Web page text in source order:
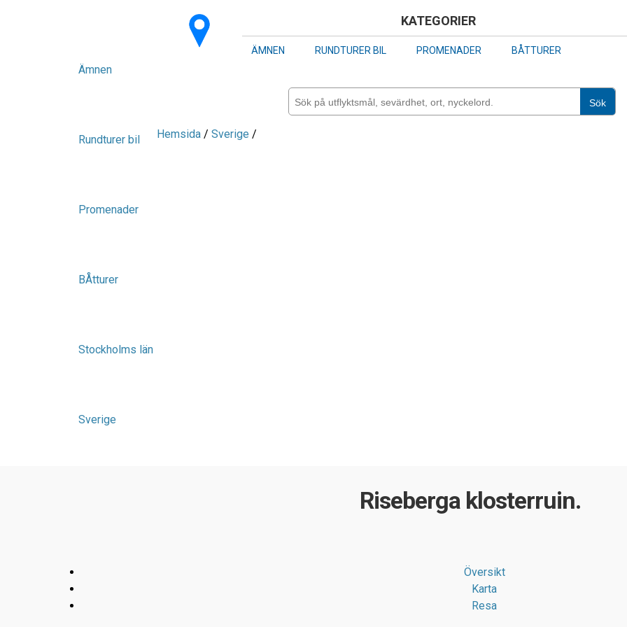
to
main
Ämnen
Rundturer bil
Promenader
BÅtturer
Stockholms län
Sverige
KATEGORIER
ÄMNEN RUNDTURER BIL PROMENADER BÅTTURER
Sök
Hemsida / Sverige /
Riseberga klosterruin.
Översikt
Karta
Resa